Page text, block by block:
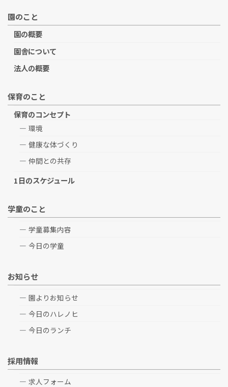
園のこと
園の概要
園舎について
法人の概要
保育のこと
保育のコンセプト
環境
健康な体づくり
仲間との共存
1日のスケジュール
学童のこと
学童募集内容
今日の学童
お知らせ
園よりお知らせ
今日のハレノヒ
今日のランチ
採用情報
求人フォーム